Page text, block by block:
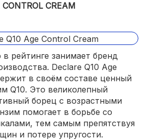
CONTROL CREAM
рейтинге занимает бренд
Declare Q10 Age
в своём составе ценный
Q10. Это великолепный
борец с возрастными
помогает в борьбе со
тем самым препятствуя
и потере упругости.